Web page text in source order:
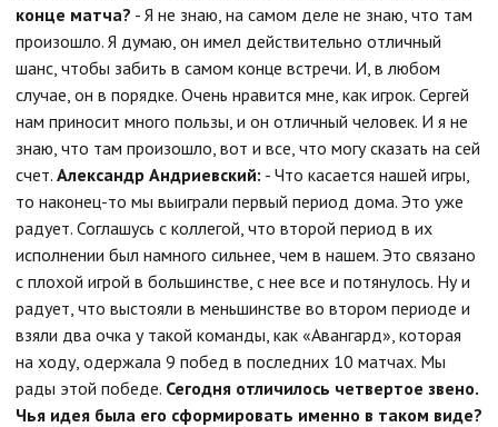
конце матча? - Я не знаю, на самом деле не знаю, что там
произошло. Я думаю, он имел действительно отличный
шанс, чтобы забить в самом конце встречи. И, в любом
случае, он в порядке. Очень нравится мне, как игрок. Сергей
нам приносит много пользы, и он отличный человек. И я не
знаю, что там произошло, вот и все, что могу сказать на сей
счет. Александр Андриевский: - Что касается нашей игры,
то наконец-то мы выиграли первый период дома. Это уже
радует. Соглашусь с коллегой, что второй период в их
исполнении был намного сильнее, чем в нашем. Это связано
с плохой игрой в большинстве, с нее все и потянулось. Ну и
радует, что выстояли в меньшинстве во втором периоде и
взяли два очка у такой команды, как «Авангард», которая
на ходу, одержала 9 побед в последних 10 матчах. Мы
рады этой победе. Сегодня отличилось четвертое звено.
Чья идея была его сформировать именно в таком виде?